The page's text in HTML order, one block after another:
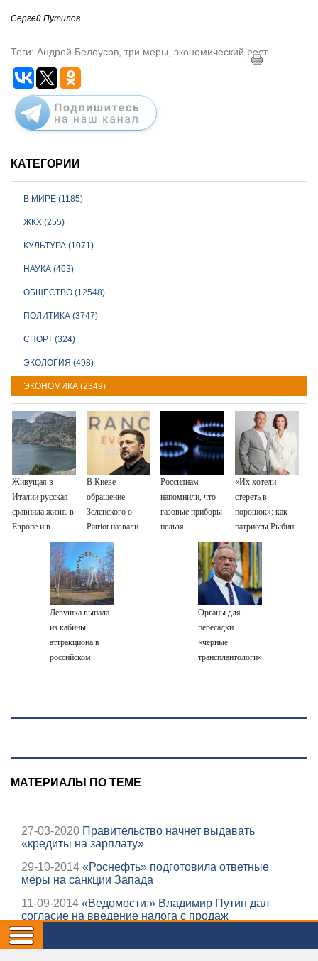
Сергей Путилов
Теги: Андрей Белоусов, три меры, экономический рост
КАТЕГОРИИ
В МИРЕ (1185)
ЖКХ (255)
КУЛЬТУРА (1071)
НАУКА (463)
ОБЩЕСТВО (12548)
ПОЛИТИКА (3747)
СПОРТ (324)
ЭКОЛОГИЯ (498)
ЭКОНОМИКА (2349)
Живущая в
Италии русская
сравнила жизнь в
Европе и в
В Киеве
обращение
Зеленского о
Patriot назвали
«комедией»
Россиянам
напомнили, что
газовые приборы
нельзя
ремонтировать
самостоятельно
«Их хотели
стереть в
порошок»: как
патриоты Рыбин
и Сенчукова
бросили вызов
«гнилому шоу-
бизу»
Девушка выпала
из кабины
аттракциона в
российском
Органы для
пересадки
«черные
трансплантологи»
МАТЕРИАЛЫ ПО ТЕМЕ
27-03-2020 Правительство начнет выдавать
«кредиты на зарплату»
29-10-2014 «Роснефть» подготовила ответные
меры на санкции Запада
11-09-2014 «Ведомости:» Владимир Путин дал
согласие на введение налога с продаж